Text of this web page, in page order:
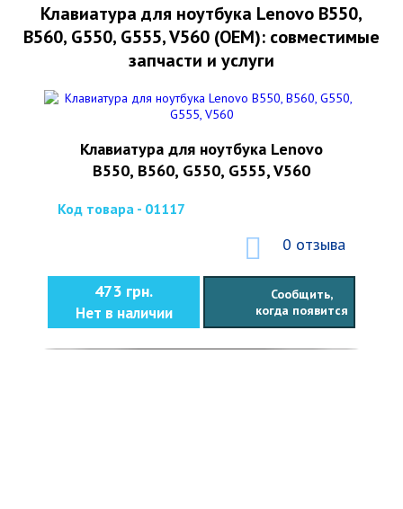
Клавиатура для ноутбука Lenovo B550,
B560, G550, G555, V560 (OEM): совместимые
запчасти и услуги
Клавиатура для ноутбука Lenovo
B550, B560, G550, G555, V560
Код товара - 01117
0 отзыва
473 грн.
Нет в наличии
Сообщить,
когда появится